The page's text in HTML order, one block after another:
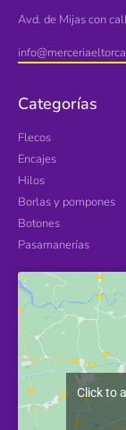
Avd. de Mijas con
Categorías
Flecos
Encajes
Hilos
Borlas y pompones
Botones
Pasamanerías
Click to